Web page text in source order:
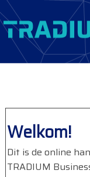
Welkom!
Dit is de online
TRADIUM